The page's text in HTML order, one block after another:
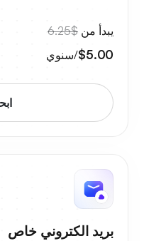
يبدأ من $6.25
$5.00/سنوي
بريد الكتروني خاص